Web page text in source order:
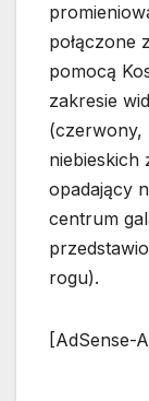
połączone
pomocą
zakresie
(czerwony,
niebieskich
opadający
centrum
rogu).
[AdSense-